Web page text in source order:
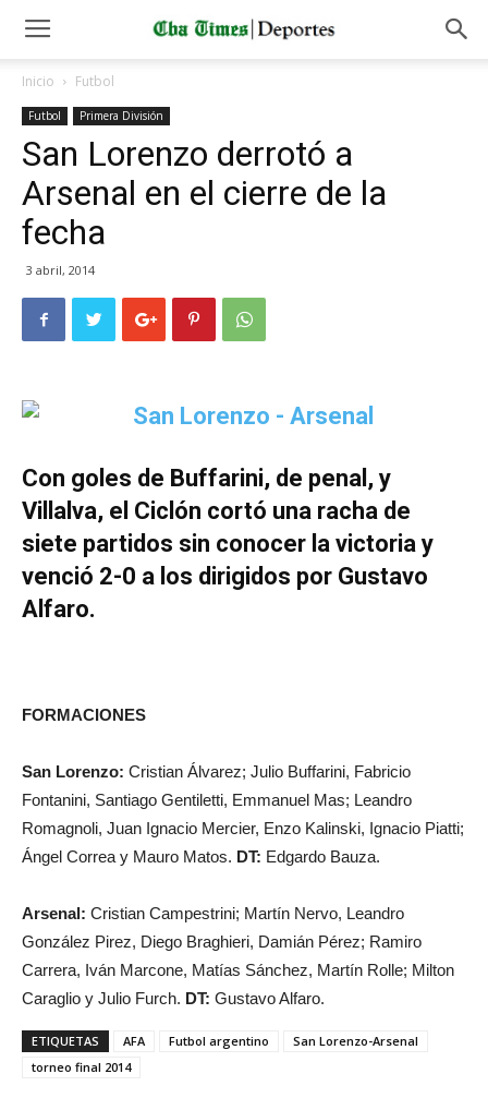
Inicio Futbol
Futbol Primera División
San Lorenzo derrotó a
Arsenal en el cierre de la
fecha
3 abril, 2014
Con goles de Buffarini, de penal, y
Villalva, el Ciclón cortó una racha de
siete partidos sin conocer la victoria y
venció 2-0 a los dirigidos por Gustavo
Alfaro.
FORMACIONES
San Lorenzo: Cristian Álvarez; Julio Buffarini, Fabricio
Fontanini, Santiago Gentiletti, Emmanuel Mas; Leandro
Romagnoli, Juan Ignacio Mercier, Enzo Kalinski, Ignacio Piatti;
Ángel Correa y Mauro Matos. DT: Edgardo Bauza.
Arsenal: Cristian Campestrini; Martín Nervo, Leandro
González Pirez, Diego Braghieri, Damián Pérez; Ramiro
Carrera, Iván Marcone, Matías Sánchez, Martín Rolle; Milton
Caraglio y Julio Furch. DT: Gustavo Alfaro.
ETIQUETAS AFA Futbol argentino
San Lorenzo-Arsenal
torneo final 2014